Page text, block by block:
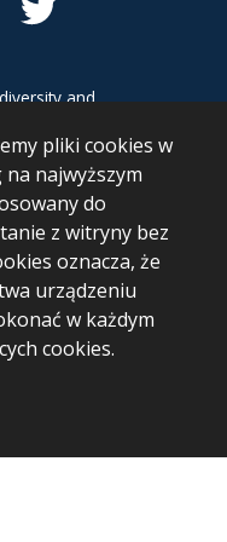
pliki cookies w
na najwyższym
do
z witryny bez
oznacza, że
urządzeniu
w każdym
cookies.
and
project
the European
and
Grant